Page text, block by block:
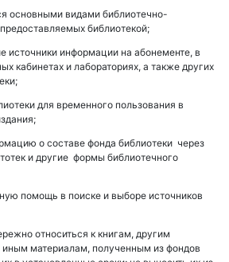
основными видами библиотечно-
библиотекой;
источники информации на абонементе, в
кабинетах и лабораториях, а также других
для временного пользования в
о составе фонда библиотеки через
и другие формы библиотечного
помощь в поиске и выборе источников
относиться к книгам, другим
иным материалам, полученным из фондов